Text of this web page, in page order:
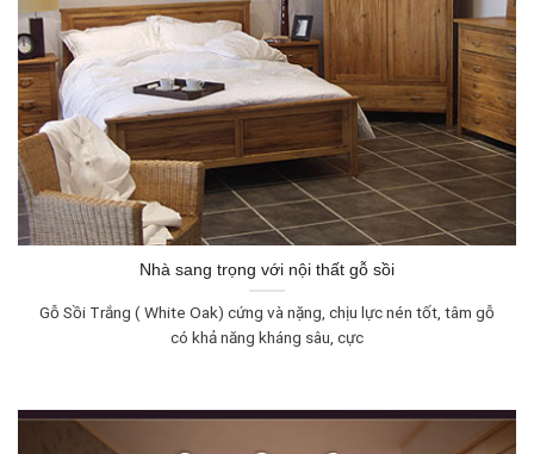
Nhà sang trọng với nội thất gỗ sồi
Gỗ Sồi Trắng ( White Oak) cứng và nặng, chịu lực nén tốt, tâm gỗ
có khả năng kháng sâu, cực